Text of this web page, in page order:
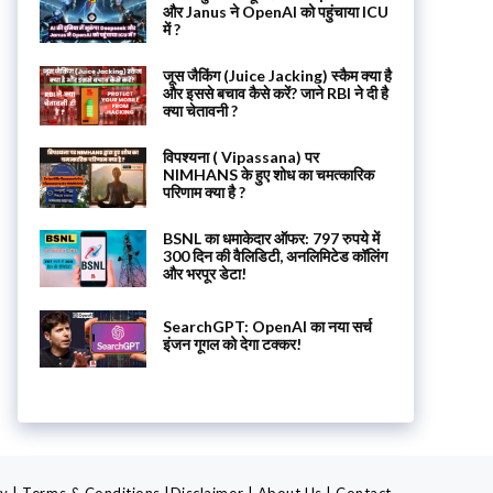
और Janus ने OpenAI को पहुंचाया ICU
में ?
जूस जैकिंग (Juice Jacking) स्कैम क्या है
और इससे बचाव कैसे करें? जाने RBI ने दी है
क्या चेतावनी ?
विपश्यना ( Vipassana) पर
NIMHANS के हुए शोध का चमत्कारिक
परिणाम क्या है ?
BSNL का धमाकेदार ऑफर: 797 रुपये में
300 दिन की वैलिडिटी, अनलिमिटेड कॉलिंग
और भरपूर डेटा!
SearchGPT: OpenAI का नया सर्च
इंजन गूगल को देगा टक्कर!